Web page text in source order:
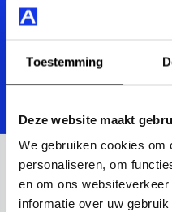
Toestemming
Deze website maakt
We gebruiken cookies om
personaliseren, om
en om ons
informatie over uw
Audi A3
Sportback 40 TFSIe Advanced